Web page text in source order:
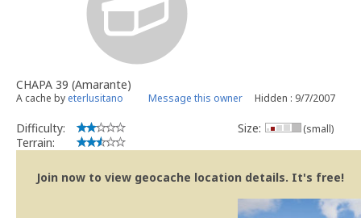
CHAPA 39 (Amarante)
A cache by eterlusitano Message this owner Hidden : 9/7/2007
Difficulty:
Terrain:
Size: (small)
Join now to view geocache location details. It's free!